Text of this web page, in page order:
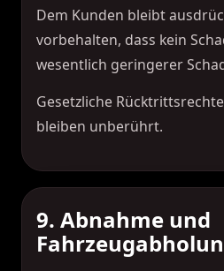
Dem Kunden bleibt
vorbehalten, dass kein
wesentlich geringerer
Gesetzliche
bleiben unberührt.
9. Abnahme und